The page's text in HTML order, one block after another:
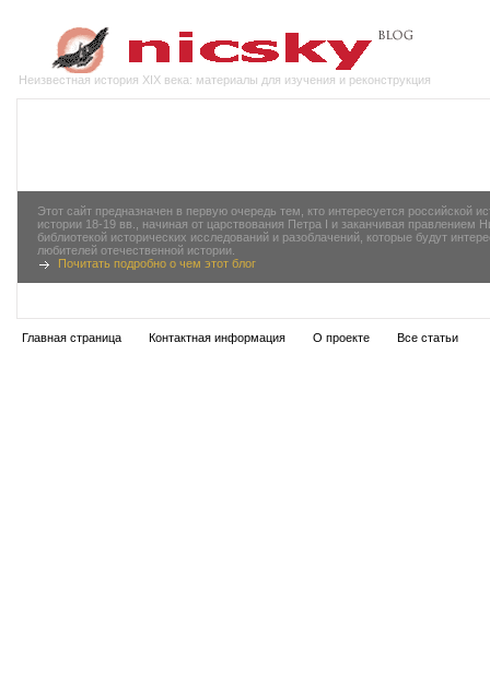
Неизвестная история XIX века: материалы для изучения и реконструкция
Этот сайт предназначен в первую очередь тем, кто интересуется
истории 18-19 вв., начиная от царствования Петра I и заканчивая
библиотекой исторических исследований и разоблачений, которые будут
любителей отечественной истории.
Почитать подробно о чем этот блог
Главная страница Контактная информация О проекте Все статьи